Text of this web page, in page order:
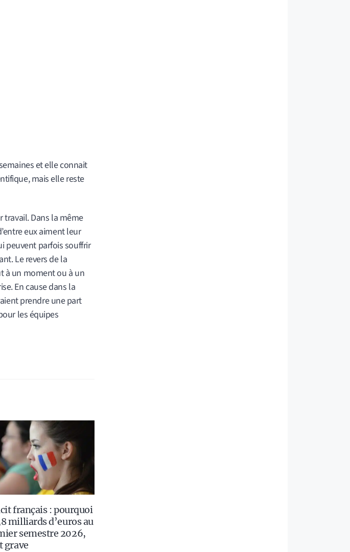
et elle connait
mais elle reste
travail. Dans la même
eux aiment leur
peuvent parfois souffrir
Le revers de la
à un moment ou à un
En cause dans la
prendre une part
les équipes
français : pourquoi
milliards d’euros au
semestre 2026,
grave